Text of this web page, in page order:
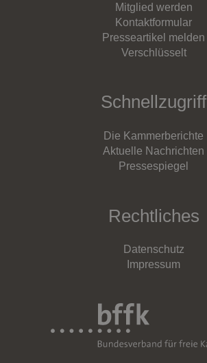
Mitglied werden
Kontaktformular
Presseartikel melden
Verschlüsselt
Schnellzugriff
Die Kammerberichte
Aktuelle Nachrichten
Pressespiegel
Rechtliches
Datenschutz
Impressum